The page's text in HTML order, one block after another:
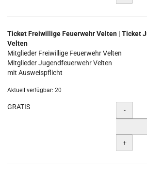
Ticket Freiwillige Feuerwehr Velten | Ticket
Velten
Mitglieder Freiwillige Feuerwehr Velten
Mitglieder Jugendfeuerwehr Velten
mit Ausweispflicht
Aktuell verfügbar: 20
GRATIS Menge
-
+